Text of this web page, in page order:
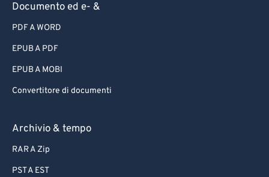
Documento ed e- &
PDF A WORD
EPUB A PDF
EPUB A MOBI
Convertitore di documenti
Archivio & tempo
RAR A Zip
PST A EST